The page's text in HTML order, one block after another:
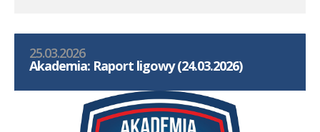
25.03.2026
Akademia: Raport ligowy (24.03.2026)